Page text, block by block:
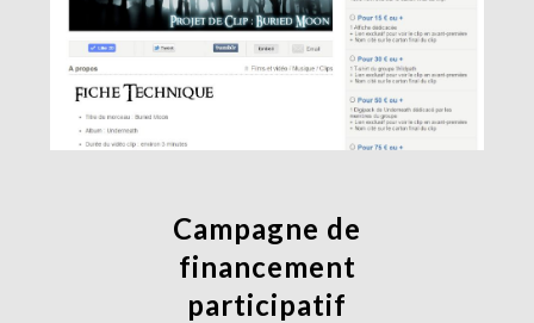
Campagne de
financement
participatif